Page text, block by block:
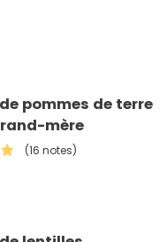
pommes de terre
mère
(16 notes)